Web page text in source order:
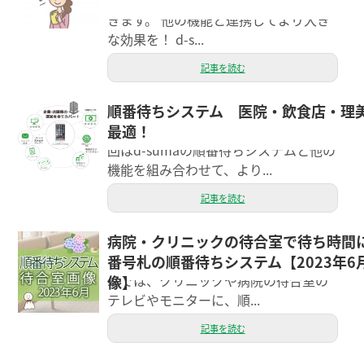
きます。 他の機能と連携してより大き
な効果を！ d-s...
記事を読む
順番待ちシステム 医院・飲食店・理
最適！
1月12日、26日に投稿した順番待ちシ
ステムについてまたまた書きます。 今
回はd-sumaの順番待ちシステムと他の
機能を組み合わせて、より...
記事を読む
病院・クリニックの待合室で待ち時間
番号札の順番待ちシステム【2023年6
像】
こんにちは、エクシーのスタッフのス
ギウラです。 d-sumaの順番待ちシステ
ムでは、クリニックや病院の待合室の
テレビやモニターに、順...
記事を読む